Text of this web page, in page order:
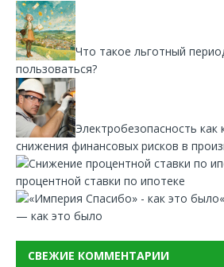
Что такое льготный
пользоваться?
Электробезопасность
снижения финансовых рисков в
процентной ставки по ипотеке
— как это было
СВЕЖИЕ КОММЕНТАРИИ